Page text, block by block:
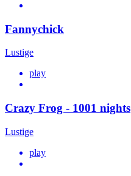
Fannychick
Lustige
play
Crazy Frog - 1001 nights
Lustige
play